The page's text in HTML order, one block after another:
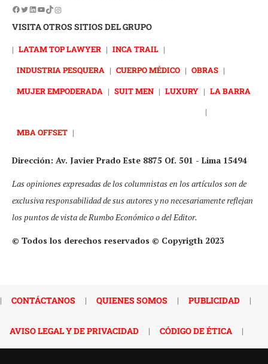
VISITA OTROS SITIOS DEL GRUPO
| LATAM TOP LAWYER | INCA TRAIL |
INDUSTRIA PESQUERA | CUERPO MÉDICO | OBRAS |
MUJER EMPODERADA | SUIT MEN | LUXURY | LA BARRA
|
MBA OFFSET |
Dirección: Av. Javier Prado Este 8875 Of. 501 - Lima 15494
Las opiniones expresadas de los columnistas en los artículos son de
exclusiva responsabilidad de sus autores y no necesariamente reflejan
los puntos de vista de Rumbo Económico o del Editor.
© Todos los derechos reservados © Copyrigth 2023
| CONTÁCTANOS | QUIENES SOMOS | PUBLICIDAD |
AVISO LEGAL Y DE PRIVACIDAD | CÓDIGO DE ÉTICA |